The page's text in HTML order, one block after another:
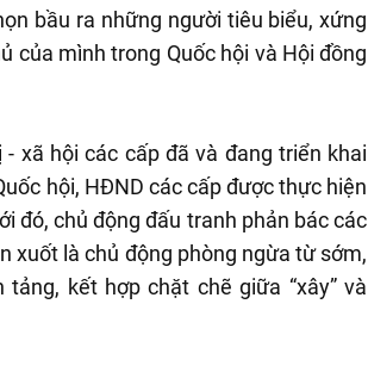
bầu ra những người tiêu biểu, xứng
của mình trong Quốc hội và Hội đồng
xã hội các cấp đã và đang triển khai
hội, HĐND các cấp được thực hiện
đó, chủ động đấu tranh phản bác các
xuốt là chủ động phòng ngừa từ sớm,
kết hợp chặt chẽ giữa “xây” và